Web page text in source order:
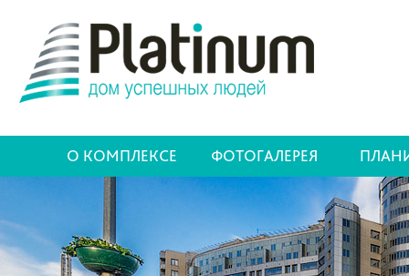
О КОМПЛЕКСЕ ФОТОГАЛЕРЕЯ